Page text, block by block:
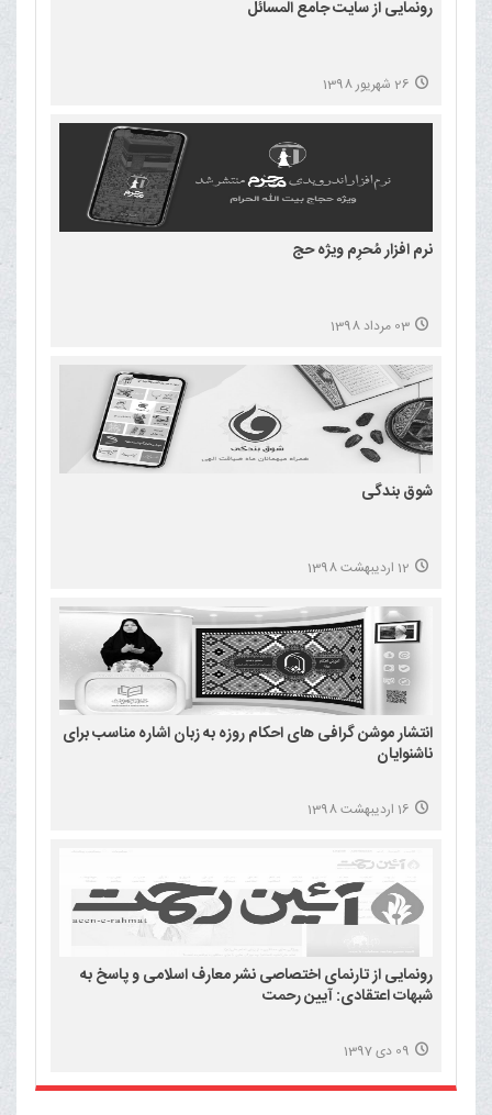
رونمایی از سایت جامع المسائل
26 شهریور 1398
نرم افزار مُحرِم ویژه حج
03 مرداد 1398
شوق بندگی
12 اردیبهشت 1398
انتشار موشن گرافی های احکام روزه به زبان اشاره مناسب برای
ناشنوایان
16 اردیبهشت 1398
رونمایی از تارنمای اختصاصی نشر معارف اسلامی و پاسخ به
شبهات اعتقادی: آیین رحمت
09 دی 1397